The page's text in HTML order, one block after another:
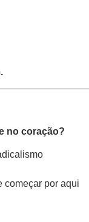
no coração?
começar por aqui